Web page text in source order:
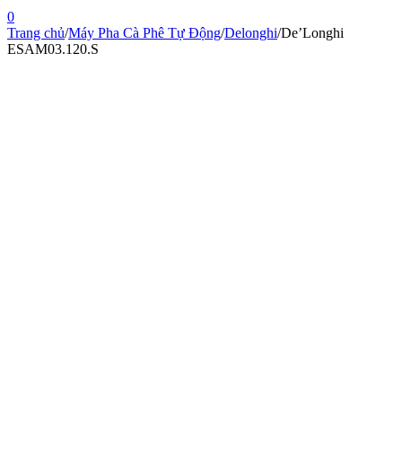
0
Trang chủ/Máy Pha Cà Phê Tự Động/Delonghi/De’Longhi
ESAM03.120.S